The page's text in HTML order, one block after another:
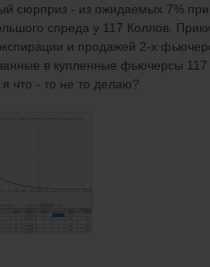
сюрприз - из ожидаемых 7%
спреда у 117 Коллов.
и продажей 2-х
в купленные фьючерсы
что - то не то делаю?